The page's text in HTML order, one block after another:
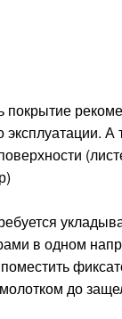
покрытие
эксплуатации. А
в одном
молотком до